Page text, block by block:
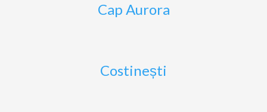
Cap Aurora
Costinești